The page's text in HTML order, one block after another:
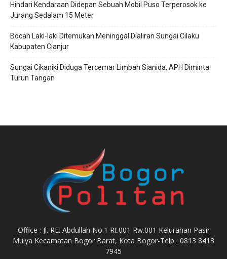
Hindari Kendaraan Didepan Sebuah Mobil Puso Terperosok ke
Jurang Sedalam 15 Meter
Bocah Laki-laki Ditemukan Meninggal Dialiran Sungai Cilaku
Kabupaten Cianjur
Sungai Cikaniki Diduga Tercemar Limbah Sianida, APH Diminta
Turun Tangan
Office : Jl. RE. Abdullah No.1 Rt.001 Rw.001 Kelurahan Pasir
Mulya Kecamatan Bogor Barat, Kota Bogor-Telp : 0813 8413
7945